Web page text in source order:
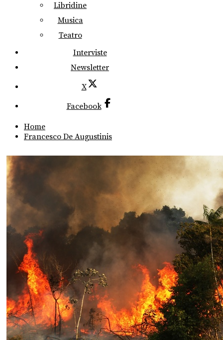
Libridine
Musica
Teatro
Interviste
Newsletter
X
Facebook
Home
Francesco De Augustinis